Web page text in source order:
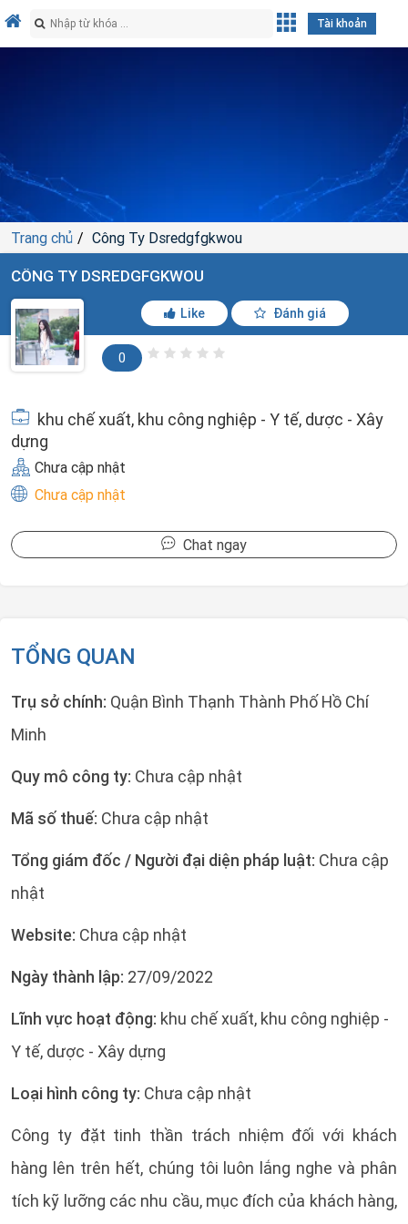
Tài khoản
Trang chủ Công Ty Dsredgfgkwou
CÔNG TY DSREDGFGKWOU
Like Đánh giá
0
khu chế xuất, khu công nghiệp - Y tế, dược - Xây
dựng
Chưa cập nhật
Chưa cập nhật
Chat ngay
TỔNG QUAN
Trụ sở chính: Quận Bình Thạnh Thành Phố Hồ Chí
Minh
Quy mô công ty: Chưa cập nhật
Mã số thuế: Chưa cập nhật
Tổng giám đốc / Người đại diện pháp luật: Chưa cập
nhật
Website: Chưa cập nhật
Ngày thành lập: 27/09/2022
Lĩnh vực hoạt động: khu chế xuất, khu công nghiệp -
Y tế, dược - Xây dựng
Loại hình công ty: Chưa cập nhật
Công ty đặt tinh thần trách nhiệm đối với khách
hàng lên trên hết, chúng tôi luôn lắng nghe và phân
tích kỹ lưỡng các nhu cầu, mục đích của khách hàng,